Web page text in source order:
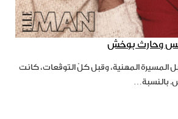
وحارث بوخش
المسيرة المهنية، وقبل كلّ التوقّعات، كانت
بالنسبة…